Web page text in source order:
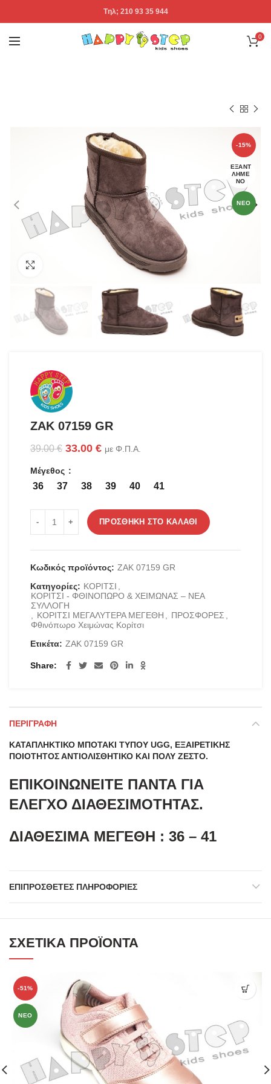
Tηλ; 210 93 35 944
0
-15%
ΕΞΑΝΤ
ΛΗΜΈ
ΝΟ
ΝΕΟ
ZAK 07159 GR
39.00€ Original
was:
39.00 €.
33.00 €Η
είναι:
με Φ.Π.Α.
Μέγεθος
36 37 38 39 40 41
ZAK 07159 GR ποσότητα
ΠΡΟΣΘΉΚΗ ΣΤΟ ΚΑΛΆΘΙ
Κωδικός προϊόντος: ZAK 07159 GR
Κατηγορίες: ΚΟΡΙΤΣΙ ,
ΚΟΡΙΤΣΙ - ΦΘΙΝΟΠΩΡΟ & ΧΕΙΜΩΝΑΣ – ΝΕΑ
ΣΥΛΛΟΓΗ
, ΚΟΡΙΤΣΙ ΜΕΓΑΛΥΤΕΡΑ ΜΕΓΕΘΗ , ΠΡΟΣΦΟΡΕΣ ,
Φθινόπωρο Χειμώνας Κορίτσι
Ετικέτα: ZAK 07159 GR
Share
ΠΕΡΙΓΡΑΦΉ
ΚΑΤΑΠΛΗΚΤΙΚΟ ΜΠΟΤΑΚΙ ΤΥΠΟΥ UGG, ΕΞΑΙΡΕΤΙΚΗΣ
ΠΟΙΟΤΗΤΟΣ ΑΝΤΙΟΛΙΣΘΗΤΙΚΟ ΚΑΙ ΠΟΛΥ ΖΕΣΤΟ.
ΕΠΙΚΟΙΝΩΝΕΙΤΕ ΠΑΝΤΑ ΓΙΑ
ΕΛΕΓΧΟ ΔΙΑΘΕΣΙΜΟΤΗΤΑΣ.
ΔΙΑΘΕΣΙΜΑ ΜΕΓΕΘΗ : 36 – 41
ΕΠΙΠΡΌΣΘΕΤΕΣ ΠΛΗΡΟΦΟΡΊΕΣ
ΣΧΕΤΙΚΆ ΠΡΟΪΌΝΤΑ
-51%
ΝΕΟ